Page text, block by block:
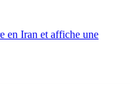
en Iran et affiche une